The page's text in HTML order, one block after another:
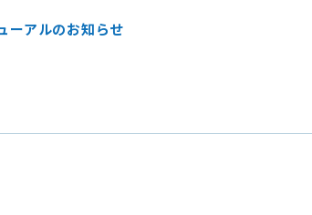
ーアルのお知らせ